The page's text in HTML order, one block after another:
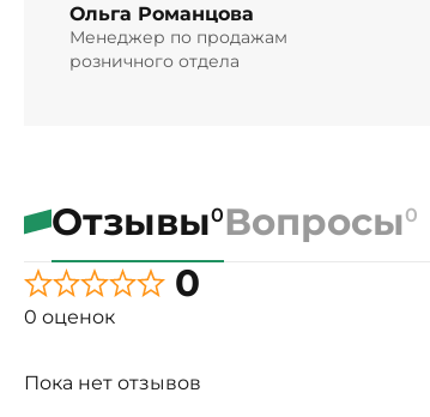
Ольга Романцова
Менеджер по продажам
розничного отдела
Отзывы0Вопросы0
0
0 оценок
Пока нет отзывов